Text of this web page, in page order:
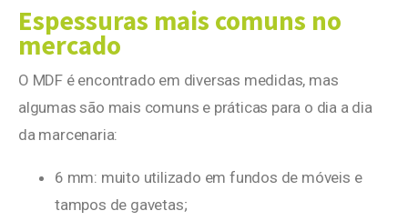
Espessuras mais comuns no
mercado
O MDF é encontrado em diversas medidas, mas
algumas são mais comuns e práticas para o dia a dia
da marcenaria:
6 mm: muito utilizado em fundos de móveis e
tampos de gavetas;